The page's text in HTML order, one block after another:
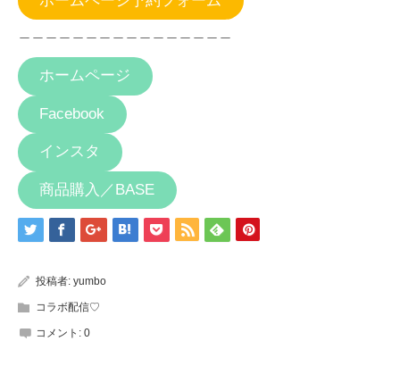
ホームページ
Facebook
インスタ
商品購入／BASE
投稿者: yumbo
コラボ配信♡
コメント: 0